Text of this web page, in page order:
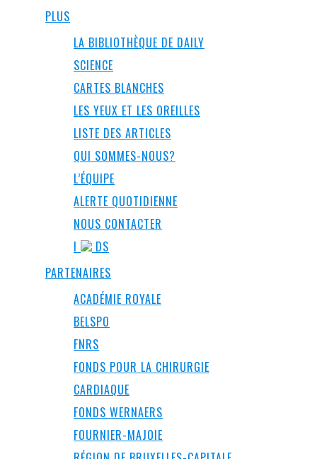
PLUS
LA BIBLIOTHÈQUE DE DAILY
SCIENCE
CARTES BLANCHES
LES YEUX ET LES OREILLES
LISTE DES ARTICLES
QUI SOMMES-NOUS?
L’ÉQUIPE
ALERTE QUOTIDIENNE
NOUS CONTACTER
I
DS
PARTENAIRES
ACADÉMIE ROYALE
BELSPO
FNRS
FONDS POUR LA CHIRURGIE
CARDIAQUE
FONDS WERNAERS
FOURNIER-MAJOIE